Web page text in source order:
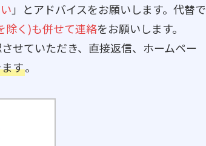
」とアドバイスをお願いします。代替で
除く)も併せて連絡をお願いします。
せていただき、直接返信、ホームペー
す。